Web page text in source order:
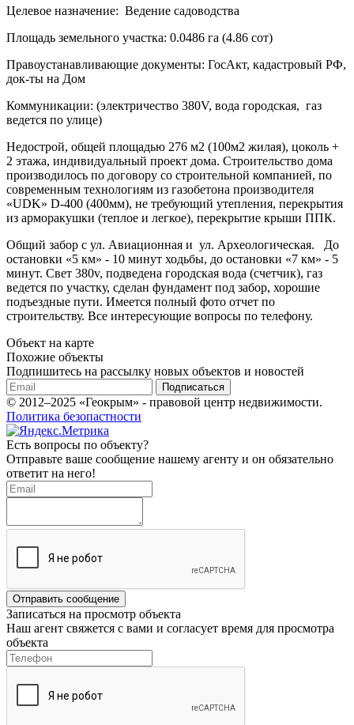
Целевое назначение: Ведение садоводства
Площадь земельного участка: 0.0486 га (4.86 сот)
Правоустанавливающие документы: ГосАкт, кадастровый РФ,
док-ты на Дом
Коммуникации: (электричество 380V, вода городская, газ
ведется по улице)
Недострой, общей площадью 276 м2 (100м2 жилая), цоколь +
2 этажа, индивидуальный проект дома. Строительство дома
производилось по договору со строительной компанией, по
современным технологиям из газобетона производителя
«UDK» D-400 (400мм), не требующий утепления, перекрытия
из арморакушки (теплое и легкое), перекрытие крыши ППК.
Общий забор с ул. Авиационная и ул. Археологическая. До
остановки «5 км» - 10 минут ходьбы, до остановки «7 км» - 5
минут. Свет 380v, подведена городская вода (счетчик), газ
ведется по участку, сделан фундамент под забор, хорошие
подъездные пути. Имеется полный фото отчет по
строительству. Все интересующие вопросы по телефону.
Объект на карте
Похожие объекты
Подпишитесь на рассылку новых объектов и новостей
Подписаться
© 2012–2025 «Геокрым» - правовой центр недвижимости.
Политика безопастности
Есть вопросы по объекту?
Отправьте ваше сообщение нашему агенту и он обязательно
ответит на него!
Отправить сообщение
Записаться на просмотр объекта
Наш агент свяжется с вами и согласует время для просмотра
объекта